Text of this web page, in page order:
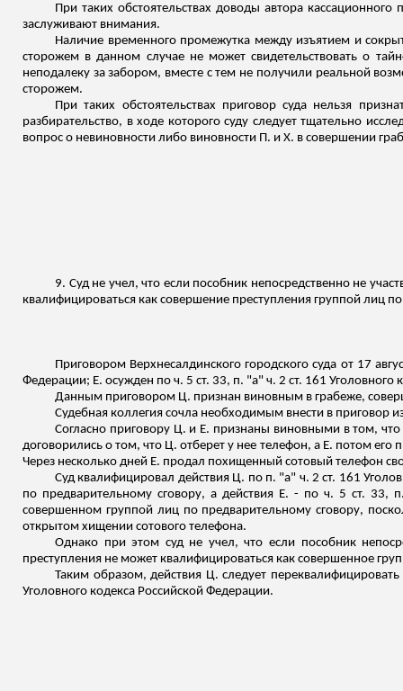
При таких обстоятельствах доводы автора
заслуживают внимания.
Наличие временного промежутка между изъятием и
сторожем в данном случае не может свидетельствовать о
неподалеку за забором, вместе с тем не получили реальной
сторожем.
При таких обстоятельствах приговор суда нельзя
разбирательство, в ходе которого суду следует тщательно
вопрос о невиновности либо виновности П. и Х. в совершении
9. Суд не учел, что если пособник непосредственно не
квалифицироваться как совершение преступления группой лиц
Приговором Верхнесалдинского городского суда от 17
Федерации; Е. осужден по ч. 5 ст. 33, п. "а" ч. 2 ст. 161 Уголовного
Данным приговором Ц. признан виновным в грабеже,
Судебная коллегия сочла необходимым внести в приговор
Согласно приговору Ц. и Е. признаны виновными в том,
договорились о том, что Ц. отберет у нее телефон, а Е. потом
Через несколько дней Е. продал похищенный сотовый телефон
Суд квалифицировал действия Ц. по п. "а" ч. 2 ст. 161
по предварительному сговору, а действия Е. - по ч. 5 ст. 33,
совершенном группой лиц по предварительному сговору,
открытом хищении сотового телефона.
Однако при этом суд не учел, что если пособник
преступления не может квалифицироваться как совершенное
Таким образом, действия Ц. следует
Уголовного кодекса Российской Федерации.